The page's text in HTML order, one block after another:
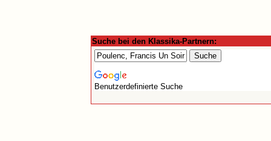
Suche bei den Klassika-Partnern:
Benutzerdefinierte Suche